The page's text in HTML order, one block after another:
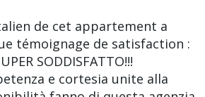
de cet appartement a
témoignage de satisfaction :
SODDISFATTO!!!
e cortesia unite alla